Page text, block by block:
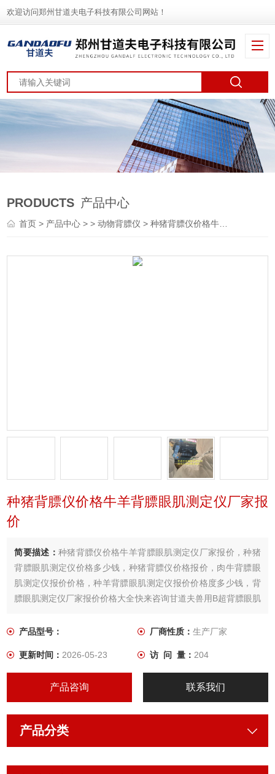
欢迎访问郑州甘道夫电子科技有限公司网站！
PRODUCTS 产品中心
首页> 产品中心 > >动物背膘仪 > 种猪背膘仪价格牛羊背膘眼肌测定仪厂家报价
种猪背膘仪价格牛羊背膘眼肌测定仪厂家报
价
简要描述： 种猪背膘仪价格牛羊背膘眼肌测定仪厂家报价，种猪
背膘眼肌测定仪价格多少钱，种猪背膘仪价格报价，肉牛背膘眼
肌测定仪报价价格，种羊背膘眼肌测定仪报价价格度多少钱，背
膘眼肌测定仪厂家报价价格大全快来咨询甘道夫兽用B超背膘眼肌
产品型号：
厂商性质： 生产厂家
更新时间：2026-05-23 访 问 量： 204
产品咨询 联系我们
产品分类